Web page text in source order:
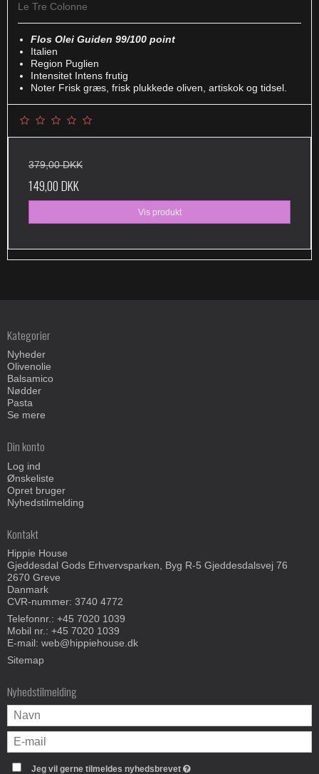
Le Tre Colonne
Flos Olei Guiden 99/100 point
Italien
Region Puglien
Intensitet Intens frutig
Noter Frisk græs, frisk plukkede oliven, artiskok og tidsel.
379,00 DKK
149,00 DKK
Vis produkt
Kategorier
Nyheder
Olivenolie
Balsamico
Nødder
Pasta
Se mere
Din konto
Log ind
Ønskeliste
Opret bruger
Nyhedstilmelding
Kontakt
Hippie House
Gjeddesdal Gods Erhvervsparken, Byg R-5 Gjeddesdalsvej 76
2670 Greve
Danmark
CVR-nummer: 3740 4772
Telefonnr.: +45 7020 1039
Mobil nr.: +45 7020 1039
E-mail: web@hippiehouse.dk
Sitemap
Nyhedstilmelding
Jeg vil gerne tilmeldes nyhedsbrevet